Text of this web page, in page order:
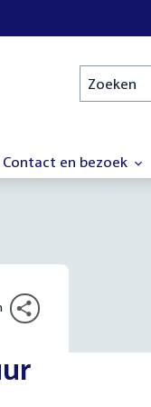
Zoeken
Contact en bezoek